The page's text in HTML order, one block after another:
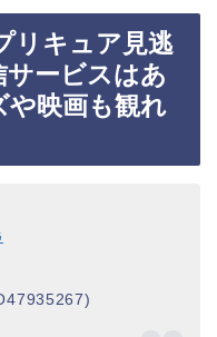
リキュア見逃
サービスはあ
や映画も観れ